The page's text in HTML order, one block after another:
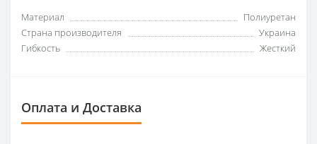
Материал
Полиуретан
Страна производителя
Украина
Гибкость
Жесткий
Оплата и Доставка